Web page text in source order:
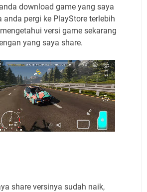
download game yang saya
anda pergi ke PlayStore terlebih
versi game sekarang
yang saya share.
share versinya sudah naik,